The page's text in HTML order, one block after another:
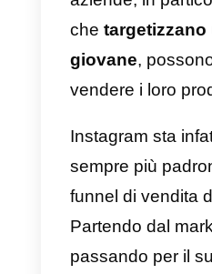
Instagram
canale
tutte quelle
vendere
e’ diventato
propria